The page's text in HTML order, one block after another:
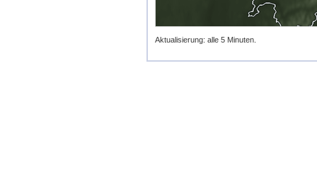
Aktualisierung: alle 5 Minuten.